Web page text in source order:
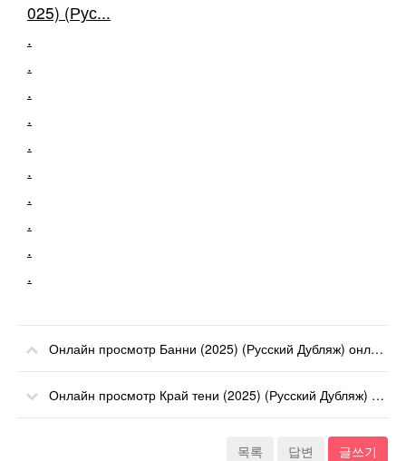
025) (Рус...
.
.
.
.
.
.
.
.
.
.
Онлайн просмотр Банни (2025) (Русский Дубляж) онлайн
Онлайн просмотр Край тени (2025) (Русский Дубляж) онлайн
목록 답변 글쓰기